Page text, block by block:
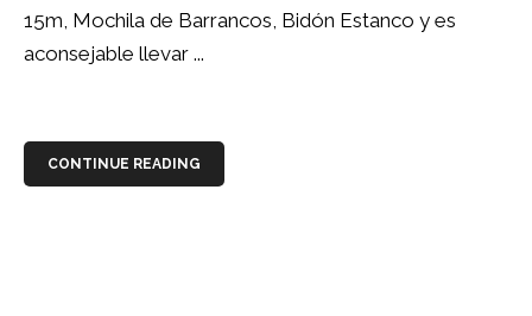
15m, Mochila de Barrancos, Bidón Estanco y es
aconsejable llevar ...
CONTINUE READING